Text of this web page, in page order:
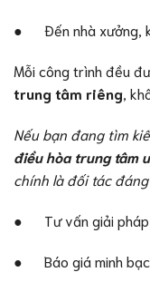
● Đến nhà xưởng,
Mỗi công trình đều
trung tâm riêng ,
Nếu bạn đang tìm
điều hòa trung tâm
chính là đối tác
● Tư vấn giải pháp
● Báo giá minh